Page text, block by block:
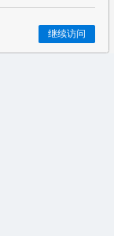
继续访问